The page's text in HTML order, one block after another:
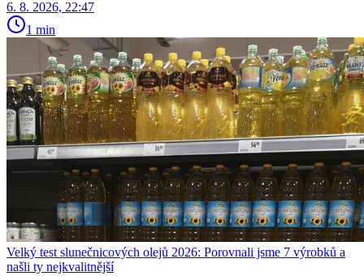
6. 8. 2026, 22:47
1 min
Velký test slunečnicových olejů 2026: Porovnali jsme 7 výrobků a
našli ty nejkvalitnější